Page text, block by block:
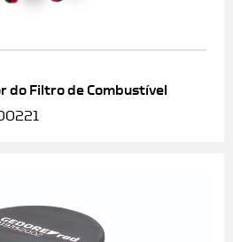
do Filtro de Combustível